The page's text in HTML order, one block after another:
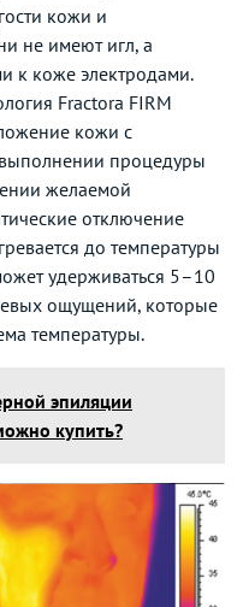
кожи и
не имеют игл, а
к коже электродами.
Fractora FIRM
кожи с
процедуры
желаемой
отключение
до температуры
удерживаться 5–10
ощущений, которые
температуры.
эпиляции
купить?